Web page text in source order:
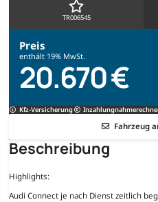
TR006545
Preis
enthält 19% MwSt.
20.670 €
Kfz-Versicherung
Fahrzeug
Beschreibung
Highlights:
Audi Connect je nach Dienst zeitlich